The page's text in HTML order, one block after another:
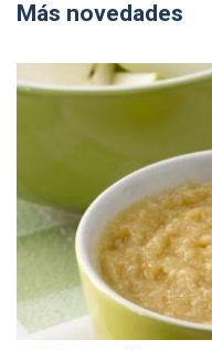
Más novedades